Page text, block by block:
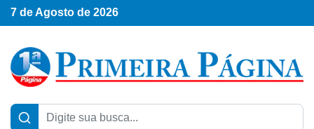
7 de Agosto de 2026